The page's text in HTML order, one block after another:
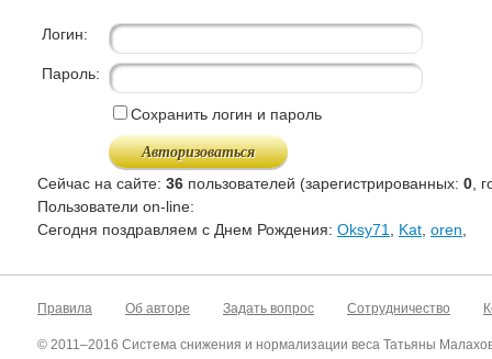
Логин:
Пароль:
Сохранить логин и пароль
Сейчас на сайте: 36 пользователей (зарегистрированных: 0 ,
Пользователи on-line:
Cегодня поздравляем с Днем Рождения: Oksy71 Kat oren
Правила Об авторе Задать вопрос Сотрудничество
© 2011–2016 Система снижения и нормализации веса Татьяны